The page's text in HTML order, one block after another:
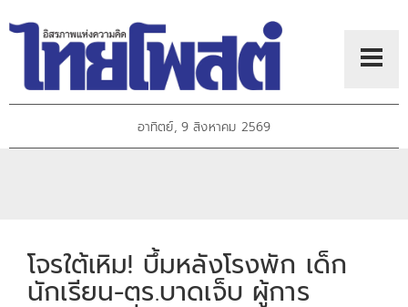
อาทิตย์, 9 สิงหาคม 2569
โจรใต้เหิม! บึ้มหลังโรงพัก เด็ก
นักเรียน-ตร.บาดเจ็บ ผู้การ